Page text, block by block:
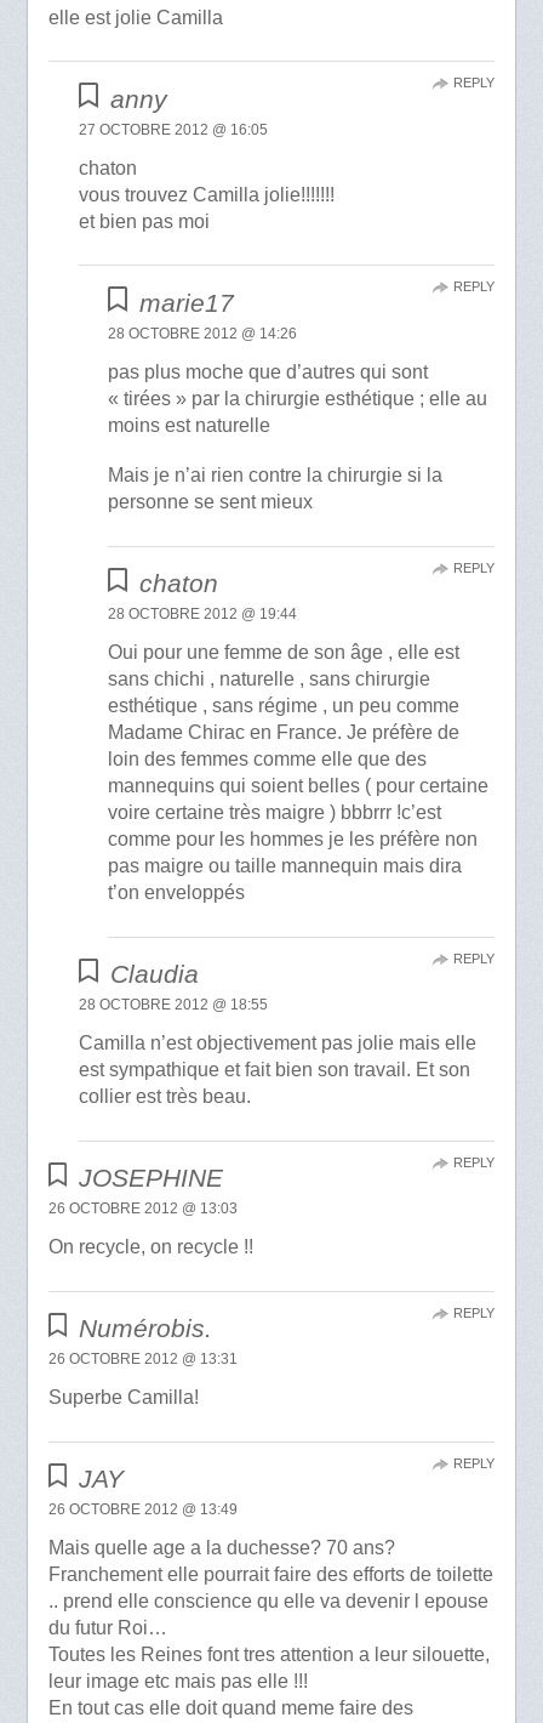
elle est jolie Camilla
anny
27 OCTOBRE 2012 @ 16:05
chaton
vous trouvez Camilla jolie!!!!!!!
et bien pas moi
REPLY
marie17
28 OCTOBRE 2012 @ 14:26
pas plus moche que d’autres qui sont
« tirées » par la chirurgie esthétique ; elle au
moins est naturelle
Mais je n’ai rien contre la chirurgie si la
personne se sent mieux
REPLY
chaton
28 OCTOBRE 2012 @ 19:44
Oui pour une femme de son âge , elle est
sans chichi , naturelle , sans chirurgie
esthétique , sans régime , un peu comme
Madame Chirac en France. Je préfère de
loin des femmes comme elle que des
mannequins qui soient belles ( pour certaine
voire certaine très maigre ) bbbrrr !c’est
comme pour les hommes je les préfère non
pas maigre ou taille mannequin mais dira
t’on enveloppés
REPLY
Claudia
28 OCTOBRE 2012 @ 18:55
Camilla n’est objectivement pas jolie mais elle
est sympathique et fait bien son travail. Et son
collier est très beau.
REPLY
JOSEPHINE
26 OCTOBRE 2012 @ 13:03
On recycle, on recycle !!
REPLY
Numérobis.
26 OCTOBRE 2012 @ 13:31
Superbe Camilla!
REPLY
JAY
26 OCTOBRE 2012 @ 13:49
Mais quelle age a la duchesse? 70 ans?
Franchement elle pourrait faire des efforts de toilette
.. prend elle conscience qu elle va devenir l epouse
du futur Roi…
Toutes les Reines font tres attention a leur silouette,
leur image etc mais pas elle !!!
En tout cas elle doit quand meme faire des
REPLY